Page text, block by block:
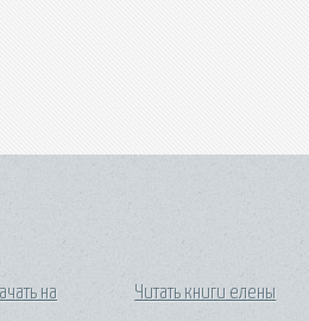
на
Читать книги елены